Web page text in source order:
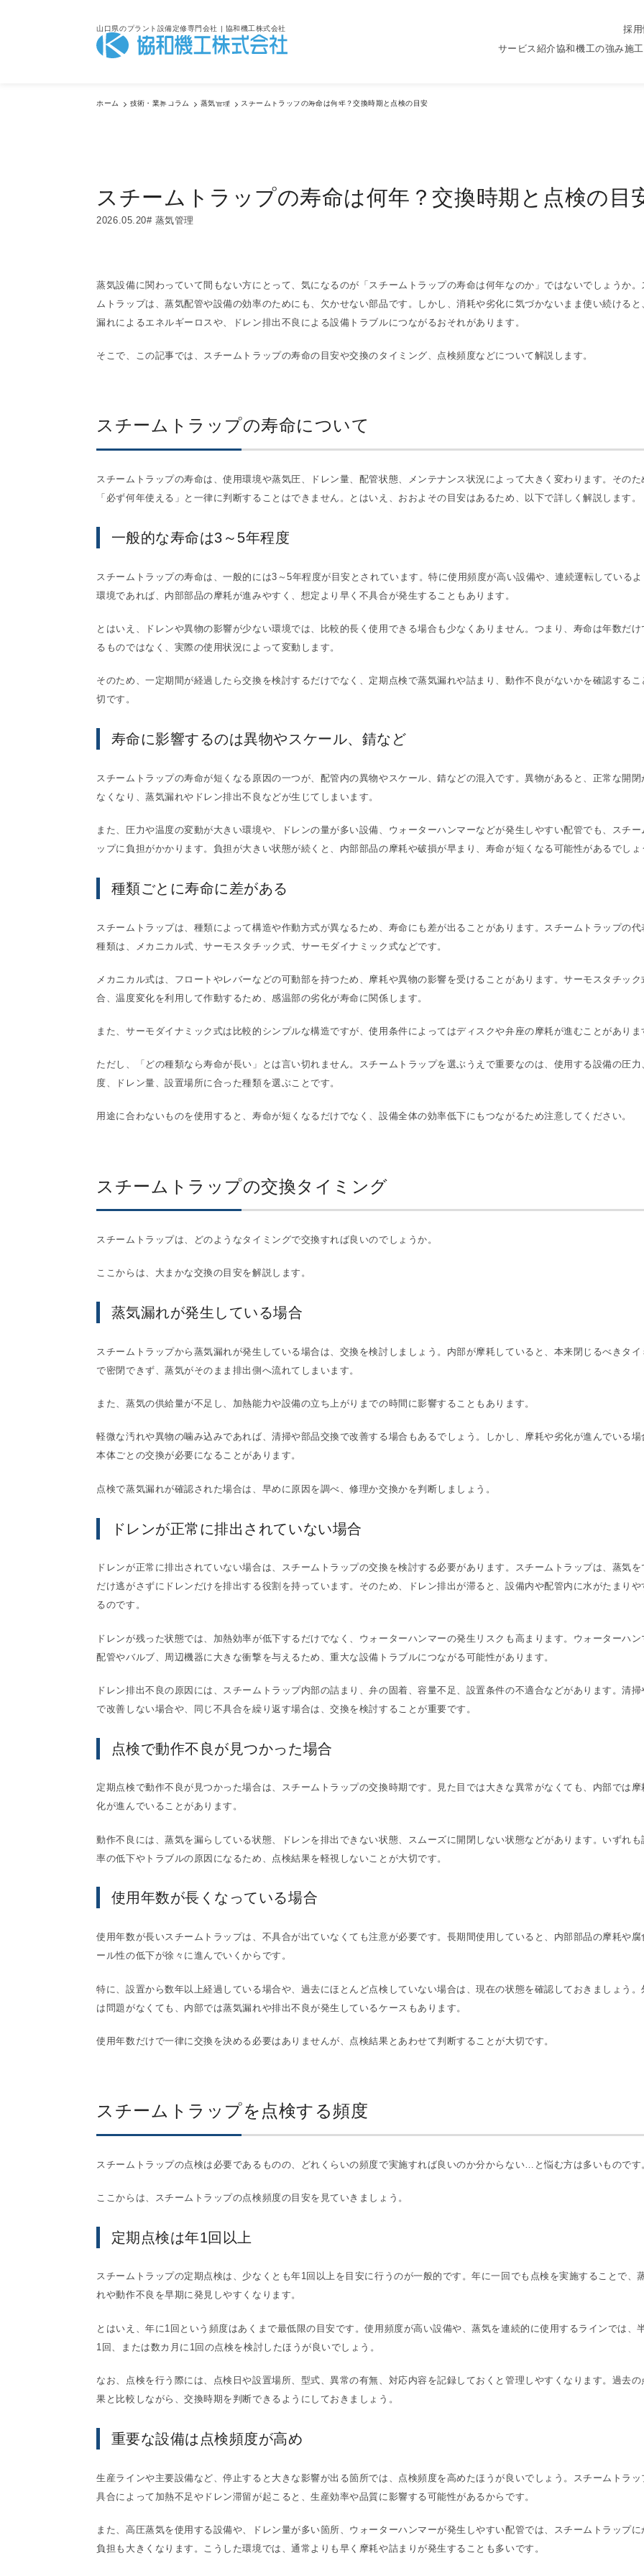
山口県のプラント設備定修専門会社 | 協和機工株式会社 採
サービス紹介協和機工の強み施
Column
ホーム 技術・業界コラム 蒸気管理 スチームトラップの寿命は何年？交換時期と点検の目安
スチームトラップの寿命は何年？交換時期と点検の目
2026.05.20 蒸気管理
蒸気設備に関わっていて間もない方にとって、気になるのが「スチームトラップの寿命は何年なのか」ではないでしょうか。
ムトラップは、蒸気配管や設備の効率のためにも、欠かせない部品です。しかし、消耗や劣化に気づかないまま使い続けると
漏れによるエネルギーロスや、ドレン排出不良による設備トラブルにつながるおそれがあります。
そこで、この記事では、スチームトラップの寿命の目安や交換のタイミング、点検頻度などについて解説します。
スチームトラップの寿命について
スチームトラップの寿命は、使用環境や蒸気圧、ドレン量、配管状態、メンテナンス状況によって大きく変わります。そのた
「必ず何年使える」と一律に判断することはできません。とはいえ、おおよその目安はあるため、以下で詳しく解説します。
一般的な寿命は3～5年程度
スチームトラップの寿命は、一般的には3～5年程度が目安とされています。特に使用頻度が高い設備や、連続運転しているよ
環境であれば、内部部品の摩耗が進みやすく、想定より早く不具合が発生することもあります。
とはいえ、ドレンや異物の影響が少ない環境では、比較的長く使用できる場合も少なくありません。つまり、寿命は年数だけ
るものではなく、実際の使用状況によって変動します。
そのため、一定期間が経過したら交換を検討するだけでなく、定期点検で蒸気漏れや詰まり、動作不良がないかを確認するこ
切です。
寿命に影響するのは異物やスケール、錆など
スチームトラップの寿命が短くなる原因の一つが、配管内の異物やスケール、錆などの混入です。異物があると、正常な開閉
なくなり、蒸気漏れやドレン排出不良などが生じてしまいます。
また、圧力や温度の変動が大きい環境や、ドレンの量が多い設備、ウォーターハンマーなどが発生しやすい配管でも、スチー
ップに負担がかかります。負担が大きい状態が続くと、内部部品の摩耗や破損が早まり、寿命が短くなる可能性があるでしょ
種類ごとに寿命に差がある
スチームトラップは、種類によって構造や作動方式が異なるため、寿命にも差が出ることがあります。スチームトラップの代
種類は、メカニカル式、サーモスタチック式、サーモダイナミック式などです。
メカニカル式は、フロートやレバーなどの可動部を持つため、摩耗や異物の影響を受けることがあります。サーモスタチック
合、温度変化を利用して作動するため、感温部の劣化が寿命に関係します。
また、サーモダイナミック式は比較的シンプルな構造ですが、使用条件によってはディスクや弁座の摩耗が進むことがありま
ただし、「どの種類なら寿命が長い」とは言い切れません。スチームトラップを選ぶうえで重要なのは、使用する設備の圧力
度、ドレン量、設置場所に合った種類を選ぶことです。
用途に合わないものを使用すると、寿命が短くなるだけでなく、設備全体の効率低下にもつながるため注意してください。
スチームトラップの交換タイミング
スチームトラップは、どのようなタイミングで交換すれば良いのでしょうか。
ここからは、大まかな交換の目安を解説します。
蒸気漏れが発生している場合
スチームトラップから蒸気漏れが発生している場合は、交換を検討しましょう。内部が摩耗していると、本来閉じるべきタイ
で密閉できず、蒸気がそのまま排出側へ流れてしまいます。
また、蒸気の供給量が不足し、加熱能力や設備の立ち上がりまでの時間に影響することもあります。
軽微な汚れや異物の噛み込みであれば、清掃や部品交換で改善する場合もあるでしょう。しかし、摩耗や劣化が進んでいる場
本体ごとの交換が必要になることがあります。
点検で蒸気漏れが確認された場合は、早めに原因を調べ、修理か交換かを判断しましょう。
ドレンが正常に排出されていない場合
ドレンが正常に排出されていない場合は、スチームトラップの交換を検討する必要があります。スチームトラップは、蒸気を
だけ逃がさずにドレンだけを排出する役割を持っています。そのため、ドレン排出が滞ると、設備内や配管内に水がたまりや
るのです。
ドレンが残った状態では、加熱効率が低下するだけでなく、ウォーターハンマーの発生リスクも高まります。ウォーターハン
配管やバルブ、周辺機器に大きな衝撃を与えるため、重大な設備トラブルにつながる可能性があります。
ドレン排出不良の原因には、スチームトラップ内部の詰まり、弁の固着、容量不足、設置条件の不適合などがあります。清掃
で改善しない場合や、同じ不具合を繰り返す場合は、交換を検討することが重要です。
点検で動作不良が見つかった場合
定期点検で動作不良が見つかった場合は、スチームトラップの交換時期です。見た目では大きな異常がなくても、内部では摩
化が進んでいることがあります。
動作不良には、蒸気を漏らしている状態、ドレンを排出できない状態、スムーズに開閉しない状態などがあります。いずれも
率の低下やトラブルの原因になるため、点検結果を軽視しないことが大切です。
使用年数が長くなっている場合
使用年数が長いスチームトラップは、不具合が出ていなくても注意が必要です。長期間使用していると、内部部品の摩耗や腐
ール性の低下が徐々に進んでいくからです。
特に、設置から数年以上経過している場合や、過去にほとんど点検していない場合は、現在の状態を確認しておきましょう。
は問題がなくても、内部では蒸気漏れや排出不良が発生しているケースもあります。
使用年数だけで一律に交換を決める必要はありませんが、点検結果とあわせて判断することが大切です。
スチームトラップを点検する頻度
スチームトラップの点検は必要であるものの、どれくらいの頻度で実施すれば良いのか分からない…と悩む方は多いものです
ここからは、スチームトラップの点検頻度の目安を見ていきましょう。
定期点検は年1回以上
スチームトラップの定期点検は、少なくとも年1回以上を目安に行うのが一般的です。年に一回でも点検を実施することで、
れや動作不良を早期に発見しやすくなります。
とはいえ、年に1回という頻度はあくまで最低限の目安です。使用頻度が高い設備や、蒸気を連続的に使用するラインでは、
1回、または数カ月に1回の点検を検討したほうが良いでしょう。
なお、点検を行う際には、点検日や設置場所、型式、異常の有無、対応内容を記録しておくと管理しやすくなります。過去の
果と比較しながら、交換時期を判断できるようにしておきましょう。
重要な設備は点検頻度が高め
生産ラインや主要設備など、停止すると大きな影響が出る箇所では、点検頻度を高めたほうが良いでしょう。スチームトラッ
具合によって加熱不足やドレン滞留が起こると、生産効率や品質に影響する可能性があるからです。
また、高圧蒸気を使用する設備や、ドレン量が多い箇所、ウォーターハンマーが発生しやすい配管では、スチームトラップに
負担も大きくなります。こうした環境では、通常よりも早く摩耗や詰まりが発生することも多いです。